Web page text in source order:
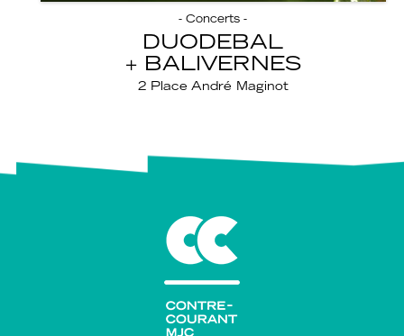
- Concerts -
DUODEBAL
BALIVERNES
2 Place André Maginot